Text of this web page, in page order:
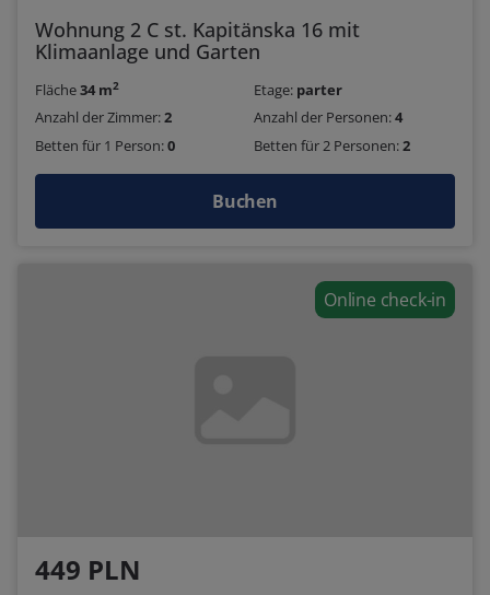
Wohnung 2 C st. Kapitänska 16 mit
Klimaanlage und Garten
Fläche34 m2 Etage: parter
Anzahl der Zimmer:2 Anzahl der Personen:4
Betten für 1 Person:0 Betten für 2 Personen:2
Buchen
Online check-in
449 PLN